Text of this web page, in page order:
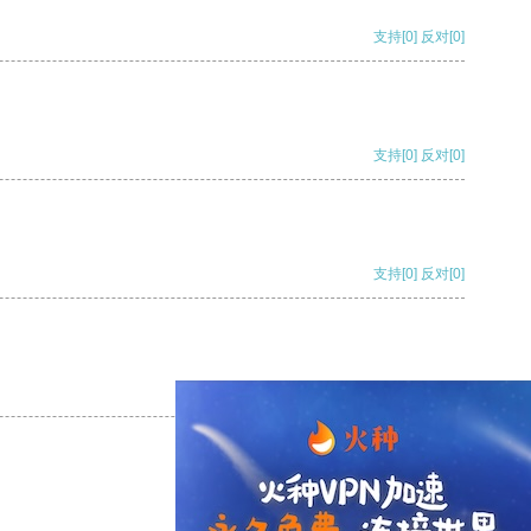
支持[0] 反对[0]
支持[0] 反对[0]
支持[0] 反对[0]
支持 [0] 反对 [0]